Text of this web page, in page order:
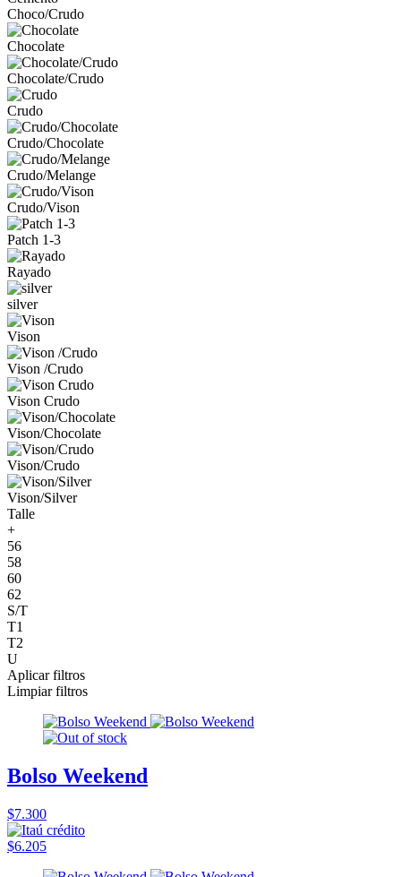
Choco/Crudo
Chocolate
Chocolate/Crudo
Crudo
Crudo/Chocolate
Crudo/Melange
Crudo/Vison
Patch 1-3
Rayado
silver
Vison
Vison /Crudo
Vison Crudo
Vison/Chocolate
Vison/Crudo
Vison/Silver
Talle
+
56
58
60
62
S/T
T1
T2
U
Aplicar filtros
Limpiar filtros
Bolso Weekend
$7.300
$6.205